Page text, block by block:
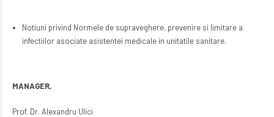
Notiuni privind Normele de supraveghere, prevenire si limitare a
infectiilor asociate asistentei medicale in unitatile sanitare.
MANAGER,
Prof. Dr. Alexandru Ulici